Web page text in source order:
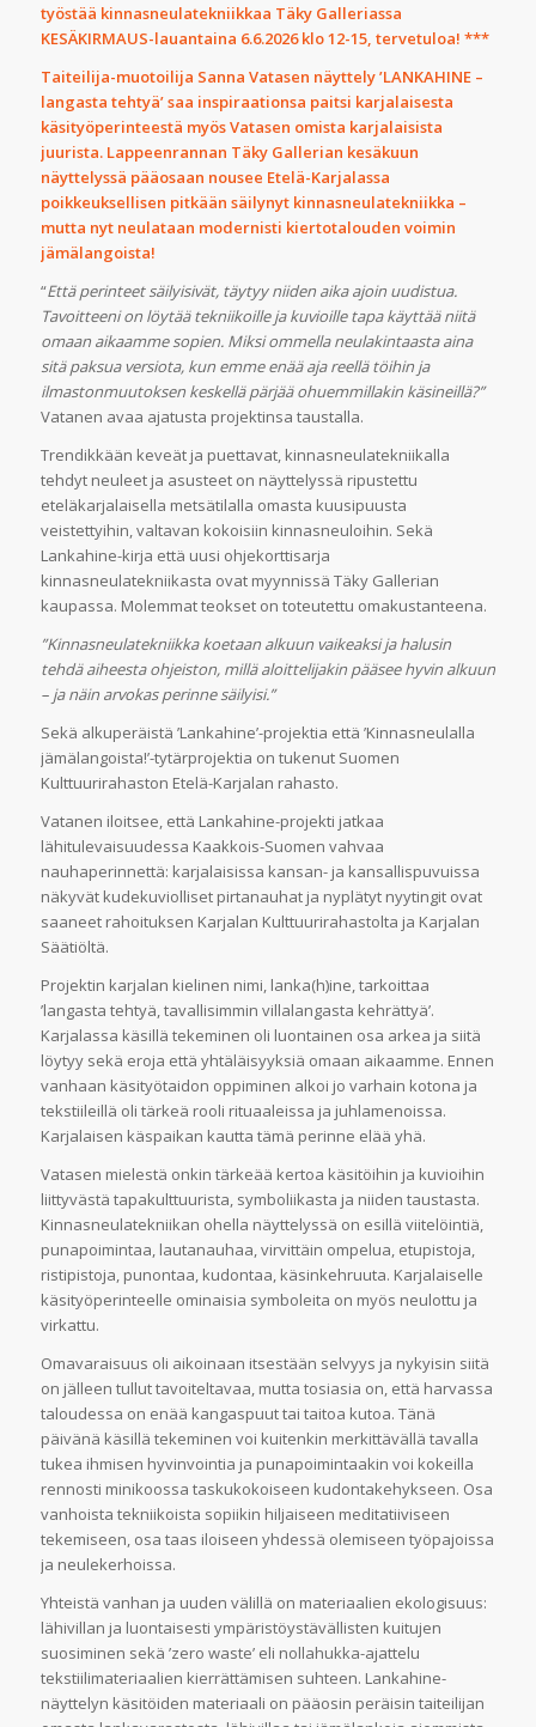
työstää kinnasneulatekniikkaa Täky Galleriassa
KESÄKIRMAUS-lauantaina 6.6.2026 klo 12-15, tervetuloa! ***
Taiteilija-muotoilija Sanna Vatasen näyttely ’LANKAHINE –
langasta tehtyä’ saa inspiraationsa paitsi karjalaisesta
käsityöperinteestä myös Vatasen omista karjalaisista
juurista. Lappeenrannan Täky Gallerian kesäkuun
näyttelyssä pääosaan nousee Etelä-Karjalassa
poikkeuksellisen pitkään säilynyt kinnasneulatekniikka –
mutta nyt neulataan modernisti kiertotalouden voimin
jämälangoista!
“Että perinteet säilyisivät, täytyy niiden aika ajoin uudistua.
Tavoitteeni on löytää tekniikoille ja kuvioille tapa käyttää niitä
omaan aikaamme sopien. Miksi ommella neulakintaasta aina
sitä paksua versiota, kun emme enää aja reellä töihin ja
ilmastonmuutoksen keskellä pärjää ohuemmillakin käsineillä?”
Vatanen avaa ajatusta projektinsa taustalla.
Trendikkään keveät ja puettavat, kinnasneulatekniikalla
tehdyt neuleet ja asusteet on näyttelyssä ripustettu
eteläkarjalaisella metsätilalla omasta kuusipuusta
veistettyihin, valtavan kokoisiin kinnasneuloihin. Sekä
Lankahine-kirja että uusi ohjekorttisarja
kinnasneulatekniikasta ovat myynnissä Täky Gallerian
kaupassa. Molemmat teokset on toteutettu omakustanteena.
”Kinnasneulatekniikka koetaan alkuun vaikeaksi ja halusin
tehdä aiheesta ohjeiston, millä aloittelijakin pääsee hyvin alkuun
– ja näin arvokas perinne säilyisi.”
Sekä alkuperäistä ’Lankahine’-projektia että ’Kinnasneulalla
jämälangoista!’-tytärprojektia on tukenut Suomen
Kulttuurirahaston Etelä-Karjalan rahasto.
Vatanen iloitsee, että Lankahine-projekti jatkaa
lähitulevaisuudessa Kaakkois-Suomen vahvaa
nauhaperinnettä: karjalaisissa kansan- ja kansallispuvuissa
näkyvät kudekuviolliset pirtanauhat ja nyplätyt nyytingit ovat
saaneet rahoituksen Karjalan Kulttuurirahastolta ja Karjalan
Säätiöltä.
Projektin karjalan kielinen nimi, lanka(h)ine, tarkoittaa
’langasta tehtyä, tavallisimmin villalangasta kehrättyä’.
Karjalassa käsillä tekeminen oli luontainen osa arkea ja siitä
löytyy sekä eroja että yhtäläisyyksiä omaan aikaamme. Ennen
vanhaan käsityötaidon oppiminen alkoi jo varhain kotona ja
tekstiileillä oli tärkeä rooli rituaaleissa ja juhlamenoissa.
Karjalaisen käspaikan kautta tämä perinne elää yhä.
Vatasen mielestä onkin tärkeää kertoa käsitöihin ja kuvioihin
liittyvästä tapakulttuurista, symboliikasta ja niiden taustasta.
Kinnasneulatekniikan ohella näyttelyssä on esillä viitelöintiä,
punapoimintaa, lautanauhaa, virvittäin ompelua, etupistoja,
ristipistoja, punontaa, kudontaa, käsinkehruuta. Karjalaiselle
käsityöperinteelle ominaisia symboleita on myös neulottu ja
virkattu.
Omavaraisuus oli aikoinaan itsestään selvyys ja nykyisin siitä
on jälleen tullut tavoiteltavaa, mutta tosiasia on, että harvassa
taloudessa on enää kangaspuut tai taitoa kutoa. Tänä
päivänä käsillä tekeminen voi kuitenkin merkittävällä tavalla
tukea ihmisen hyvinvointia ja punapoimintaakin voi kokeilla
rennosti minikoossa taskukokoiseen kudontakehykseen. Osa
vanhoista tekniikoista sopiikin hiljaiseen meditatiiviseen
tekemiseen, osa taas iloiseen yhdessä olemiseen työpajoissa
ja neulekerhoissa.
Yhteistä vanhan ja uuden välillä on materiaalien ekologisuus:
lähivillan ja luontaisesti ympäristöystävällisten kuitujen
suosiminen sekä ’zero waste’ eli nollahukka-ajattelu
tekstiilimateriaalien kierrättämisen suhteen. Lankahine-
näyttelyn käsitöiden materiaali on pääosin peräisin taiteilijan